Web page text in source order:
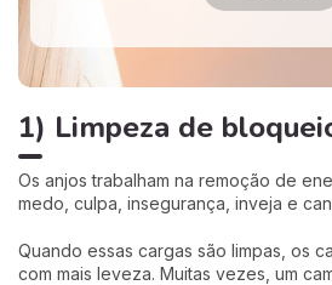
1) Limpeza de
Os anjos trabalham na remoção de
medo, culpa, insegurança, inveja e
Quando essas cargas são limpas, os
com mais leveza. Muitas vezes, um